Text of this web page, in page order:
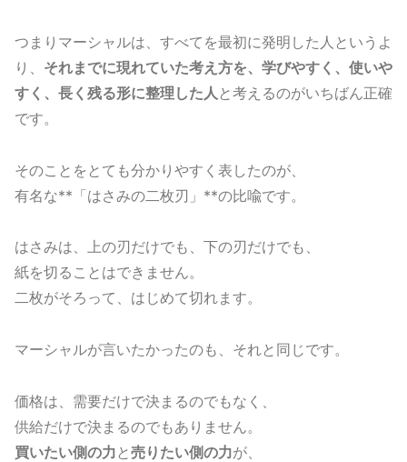
つまりマーシャルは、すべてを最初に発明した人というよ
り、 それまでに現れていた考え方を、学びやすく、使いや
すく、長く残る形に整理した人 と考えるのがいちばん正確
です。
そのことをとても分かりやすく表したのが、
有名な**「はさみの二枚刃」**の比喩です。
はさみは、上の刃だけでも、下の刃だけでも、
紙を切ることはできません。
二枚がそろって、はじめて切れます。
マーシャルが言いたかったのも、それと同じです。
価格は、需要だけで決まるのでもなく、
供給だけで決まるのでもありません。
買いたい側の力 と売りたい側の力が、